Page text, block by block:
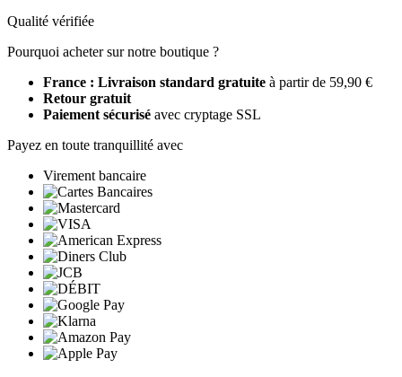
Qualité vérifiée
Pourquoi acheter sur notre boutique ?
France : Livraison standard gratuite à partir de 59,90 €
Retour gratuit
Paiement sécurisé avec cryptage SSL
Payez en toute tranquillité avec
Virement bancaire